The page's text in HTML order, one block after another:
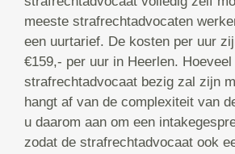
meeste strafrechtadvocaten
een uurtarief. De kosten per uur
€159,- per uur in Heerlen. Hoeveel
strafrechtadvocaat bezig zal zijn
hangt af van de complexiteit van
u daarom aan om een
zodat de strafrechtadvocaat ook